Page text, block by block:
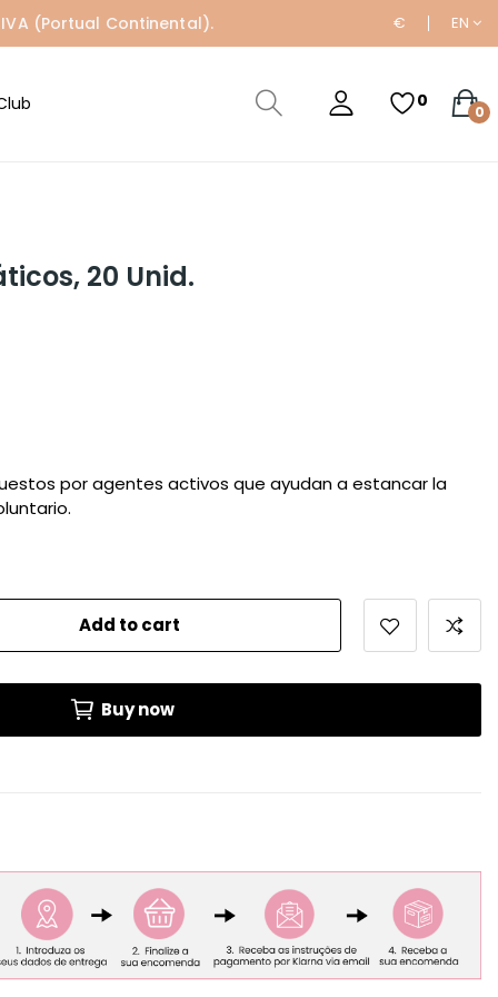
(Portual Continental). € EN
0
0
20 Unid.
por agentes activos que ayudan a estancar la
Add to cart
Buy now